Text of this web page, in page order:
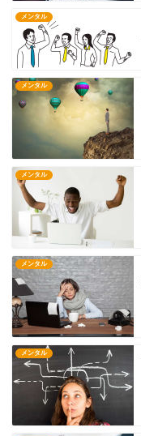
メンタル
メンタル
メンタル
メンタル
メンタル